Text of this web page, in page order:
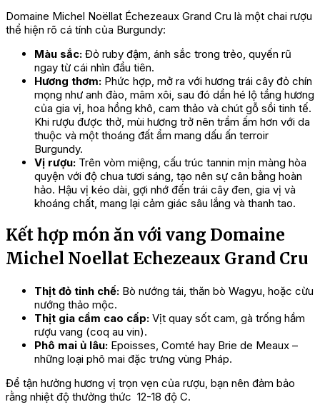
Domaine Michel Noëllat Échezeaux Grand Cru là một chai rượu
thể hiện rõ cá tính của Burgundy:
Màu sắc: Đỏ ruby đậm, ánh sắc trong trẻo, quyến rũ
ngay từ cái nhìn đầu tiên.
Hương thơm: Phức hợp, mở ra với hương trái cây đỏ chín
mọng như anh đào, mâm xôi, sau đó dần hé lộ tầng hương
của gia vị, hoa hồng khô, cam thảo và chút gỗ sồi tinh tế.
Khi rượu được thở, mùi hương trở nên trầm ấm hơn với da
thuộc và một thoáng đất ẩm mang dấu ấn terroir
Burgundy.
Vị rượu: Trên vòm miệng, cấu trúc tannin mịn màng hòa
quyện với độ chua tươi sáng, tạo nên sự cân bằng hoàn
hảo. Hậu vị kéo dài, gợi nhớ đến trái cây đen, gia vị và
khoáng chất, mang lại cảm giác sâu lắng và thanh tao.
Kết hợp món ăn với vang Domaine
Michel Noellat Echezeaux Grand Cru
Thịt đỏ tinh chế: Bò nướng tái, thăn bò Wagyu, hoặc cừu
nướng thảo mộc.
Thịt gia cầm cao cấp: Vịt quay sốt cam, gà trống hầm
rượu vang (coq au vin).
Phô mai ủ lâu: Epoisses, Comté hay Brie de Meaux –
những loại phô mai đặc trưng vùng Pháp.
Để tận hưởng hương vị trọn vẹn của rượu, bạn nên đảm bảo
rằng nhiệt độ thưởng thức 12-18 độ C.